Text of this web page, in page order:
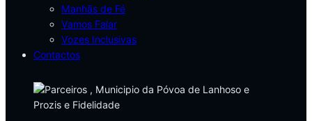
Manhãs de Fé
Vamos Falar
Vozes Inclusivas
Contactos